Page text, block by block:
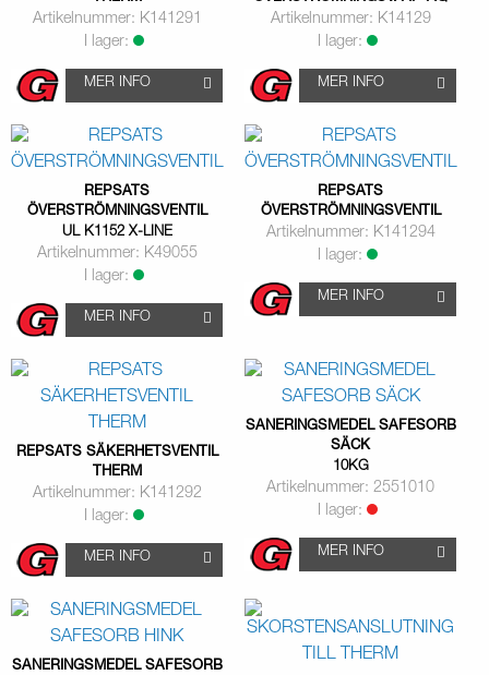
Artikelnummer: K141291
I lager:
MER INFO
Artikelnummer: K14129
I lager:
MER INFO
REPSATS
ÖVERSTRÖMNINGSVENTIL
UL K1152 X-LINE
Artikelnummer: K49055
I lager:
MER INFO
REPSATS
ÖVERSTRÖMNINGSVENTIL
Artikelnummer: K141294
I lager:
MER INFO
REPSATS SÄKERHETSVENTIL
THERM
Artikelnummer: K141292
I lager:
MER INFO
SANERINGSMEDEL SAFESORB
SÄCK
10KG
Artikelnummer: 2551010
I lager:
MER INFO
SANERINGSMEDEL SAFESORB